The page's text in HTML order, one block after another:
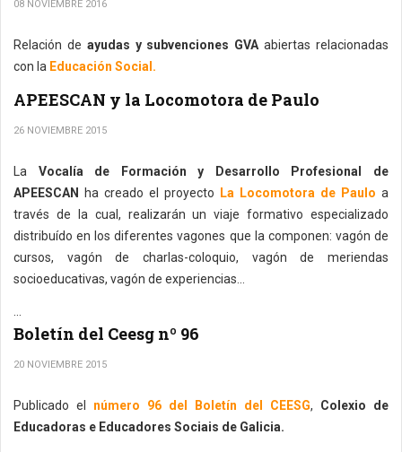
08 NOVIEMBRE 2016
Relación de ayudas y subvenciones GVA abiertas relacionadas
con la Educación Social.
APEESCAN y la Locomotora de Paulo
26 NOVIEMBRE 2015
La Vocalía de Formación y Desarrollo Profesional de
APEESCAN
ha creado el proyecto La Locomotora de Paulo a
través de la cual, realizarán un viaje formativo especializado
distribuído en los diferentes vagones que la componen: vagón de
cursos, vagón de charlas-coloquio, vagón de meriendas
socioeducativas, vagón de experiencias...
Boletín del Ceesg nº 96
20 NOVIEMBRE 2015
Publicado el número 96 del Boletín del CEESG, Colexio de
Educadoras e Educadores Sociais de Galicia.